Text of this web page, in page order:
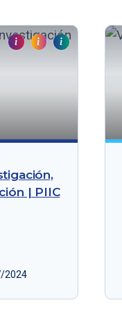
| PIIC
2024